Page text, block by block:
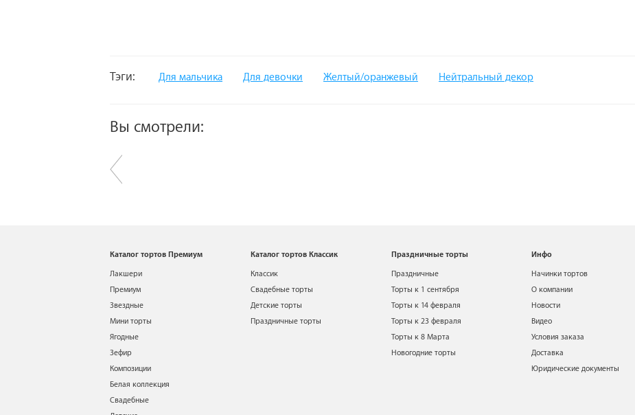
Тэги: Для мальчика Для девочки Желтый/оранжевый Нейтральный декор
Вы смотрели:
Каталог тортов Премиум
Лакшери
Премиум
Звездные
Мини торты
Ягодные
Зефир
Композиции
Белая коллекция
Свадебные
Каталог тортов Классик
Классик
Свадебные торты
Детские торты
Праздничные торты
Праздничные торты
Праздничные
Торты к 1 сентября
Торты к 14 февраля
Торты к 23 февраля
Торты к 8 Марта
Новогодние торты
Инфо
Начинки тортов
О компании
Новости
Видео
Условия заказа
Доставка
Юридические документы